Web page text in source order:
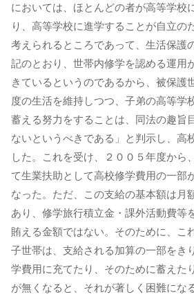
においては、ほとんどの者が高等学校
り、高等学校に進学することが自立の
考えられるところであって、生活保護
記のとおり、世帯内修学を認める運用
きているというのであるから、被保護
度の生活を維持しつつ、子弟の高等学
蓄える努力をすることは、同法の趣旨
ないというべきである」と判示し、高
した。これを受け、２００５年度から
て生業扶助として高校修学費用の一部
なった。ただ、この支給の基本額は月
あり、修学旅行積立金・課外活動費等
賄える金額ではない。そのために、こ
子世帯は、支給される加算の一部をき
学費用に充てたり、そのために蓄えた
が無くなると、それが著しく困難にな